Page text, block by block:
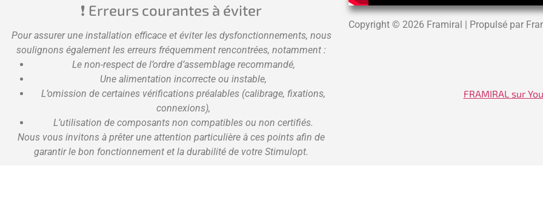
❗ Erreurs courantes à éviter
Pour assurer une installation efficace et éviter les dysfonctionnements, nous
soulignons également les erreurs fréquemment rencontrées, notamment :
Le non-respect de l’ordre d’assemblage recommandé,
Une alimentation incorrecte ou instable,
L’omission de certaines vérifications préalables (calibrage, fixations,
connexions),
L’utilisation de composants non compatibles ou non certifiés.
Nous vous invitons à prêter une attention particulière à ces points afin de
garantir le bon fonctionnement et la durabilité de votre Stimulopt.
Copyright © 2026 Framiral | Propulsé par
FRAMIRAL sur